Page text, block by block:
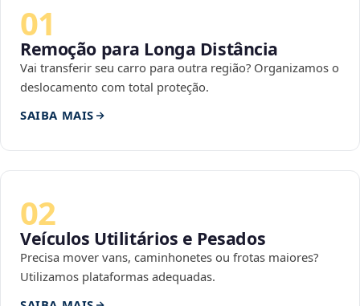
01
Remoção para Longa Distância
Vai transferir seu carro para outra região? Organizamos o
deslocamento com total proteção.
SAIBA MAIS
02
Veículos Utilitários e Pesados
Precisa mover vans, caminhonetes ou frotas maiores?
Utilizamos plataformas adequadas.